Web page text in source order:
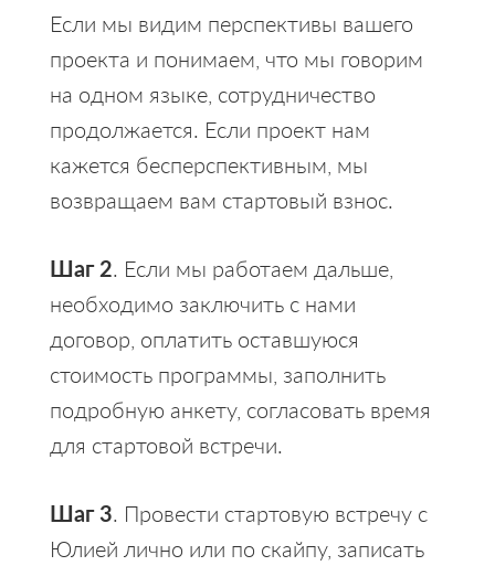
Если мы видим перспективы вашего
проекта и понимаем, что мы говорим
на одном языке, сотрудничество
продолжается. Если проект нам
кажется бесперспективным, мы
возвращаем вам стартовый взнос.
Шаг 2. Если мы работаем дальше,
необходимо заключить с нами
договор, оплатить оставшуюся
стоимость программы, заполнить
подробную анкету, согласовать время
для стартовой встречи.
Шаг 3. Провести стартовую встречу с
Юлией лично или по скайпу, записать